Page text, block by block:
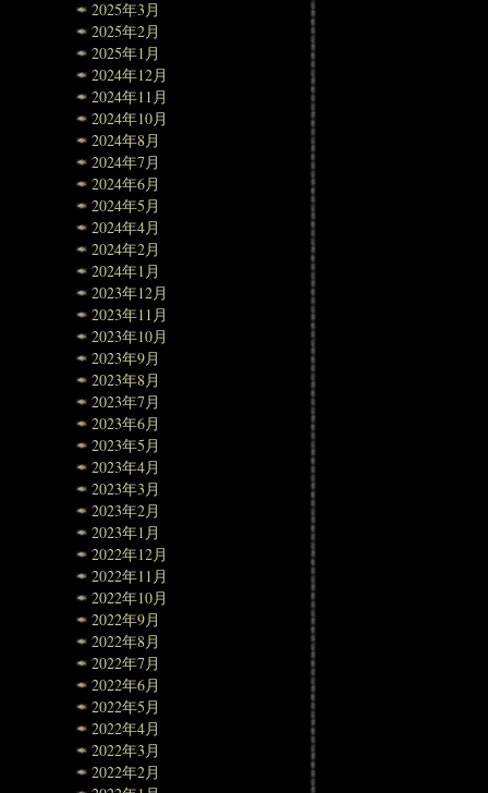
2025年3月
2025年2月
2025年1月
2024年12月
2024年11月
2024年10月
2024年8月
2024年7月
2024年6月
2024年5月
2024年4月
2024年2月
2024年1月
2023年12月
2023年11月
2023年10月
2023年9月
2023年8月
2023年7月
2023年6月
2023年5月
2023年4月
2023年3月
2023年2月
2023年1月
2022年12月
2022年11月
2022年10月
2022年9月
2022年8月
2022年7月
2022年6月
2022年5月
2022年4月
2022年3月
2022年2月